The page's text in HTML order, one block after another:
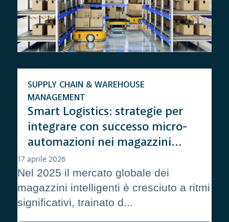
Smart Logistics: strategie per
integrare con successo micro-
automazioni nei magazzini
ibridi
SUPPLY CHAIN & WAREHOUSE
MANAGEMENT
17 aprile 2026
Nel 2025 il mercato globale dei
magazzini intelligenti è cresciuto a ritmi
significativi, trainato d...